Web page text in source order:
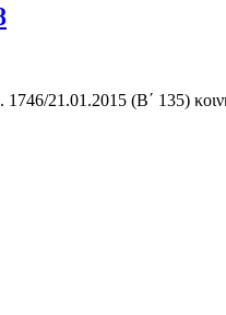
21.01.2015 (Β΄ 135)